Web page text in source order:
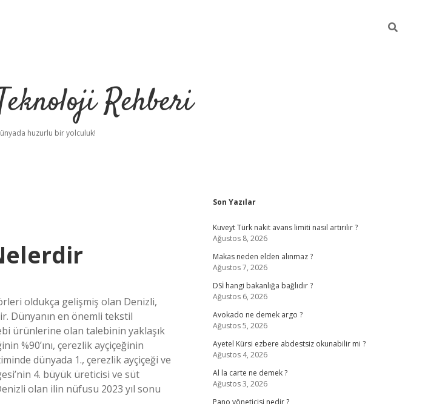
Rehberi
huzurlu bir yolculuk!
oldukça gelişmiş olan Denizli,
Dünyanın en önemli tekstil
ürünlerine olan talebinin yaklaşık
%90’ını, çerezlik ayçiçeğinin
dünyada 1., çerezlik ayçiçeği ve
4. büyük üreticisi ve süt
olan ilin nüfusu 2023 yıl sonu
Sidebar
Son Yazılar
Kuveyt Türk nakit avans limiti nasıl artırılır ?
Ağustos 8, 2026
Makas neden elden alınmaz ?
Ağustos 7, 2026
DSİ hangi bakanlığa bağlıdır ?
Ağustos 6, 2026
Avokado ne demek argo ?
Ağustos 5, 2026
Ayetel Kürsi ezbere abdestsiz okunabilir mi ?
Ağustos 4, 2026
Al la carte ne demek ?
Ağustos 3, 2026
Pano yöneticisi nedir ?